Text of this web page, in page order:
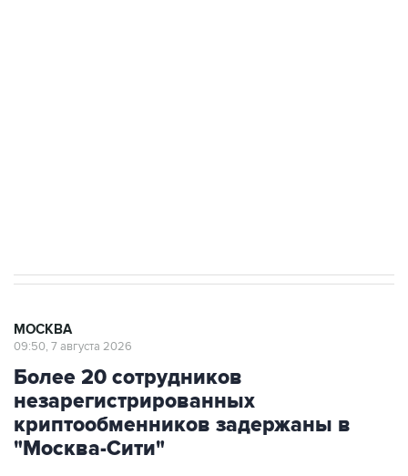
МОСКВА
09:50, 7 августа 2026
Более 20 сотрудников
незарегистрированных
криптообменников задержаны в
"Москва-Сити"